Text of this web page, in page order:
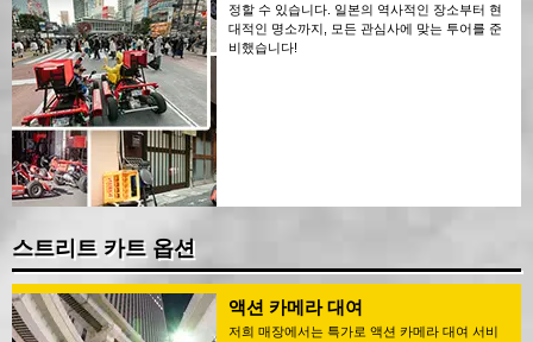
정할 수 있습니다. 일본의 역사적인 장소부터 현
대적인 명소까지, 모든 관심사에 맞는 투어를 준
비했습니다!
스트리트 카트 옵션
액션 카메라 대여
저희 매장에서는 특가로 액션 카메라 대여 서비